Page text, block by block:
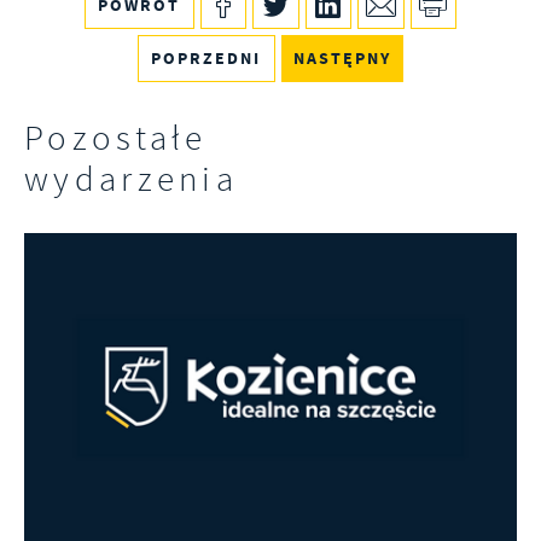
POWRÓT
POPRZEDNI NASTĘPNY
Pozostałe
wydarzenia